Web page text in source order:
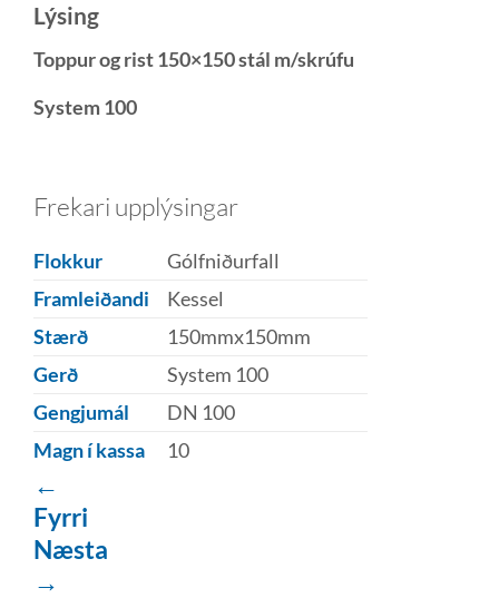
Lýsing
Toppur og rist 150×150 stál m/skrúfu
System 100
Frekari upplýsingar
Flokkur
Gólfniðurfall
Framleiðandi
Kessel
Stærð
150mmx150mm
Gerð
System 100
Gengjumál
DN 100
Magn í kassa
10
←
Fyrri
Næsta
→